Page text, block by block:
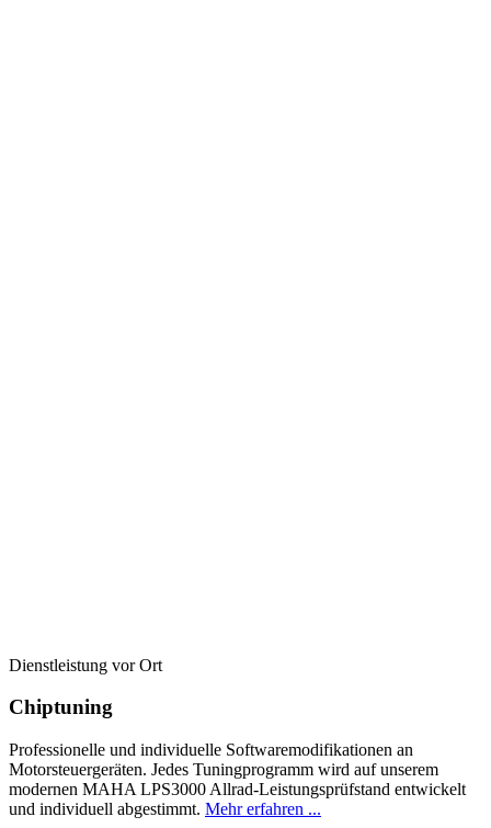
Dienstleistung vor Ort
Chiptuning
Professionelle und individuelle Softwaremodifikationen an
Motorsteuergeräten. Jedes Tuningprogramm wird auf unserem
modernen MAHA LPS3000 Allrad-Leistungsprüfstand entwickelt
und individuell abgestimmt. Mehr erfahren ...